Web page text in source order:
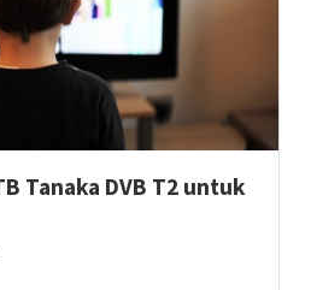
Tanaka DVB T2 untuk